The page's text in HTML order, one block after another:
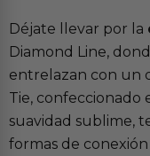
Déjate llevar por la
Diamond Line,
entrelazan con un
Tie, confeccionado
suavidad sublime,
formas de